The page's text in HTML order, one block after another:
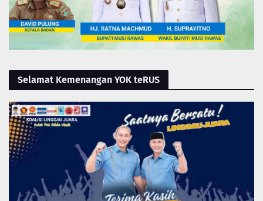
Selamat Kemenangan YOK teRUS